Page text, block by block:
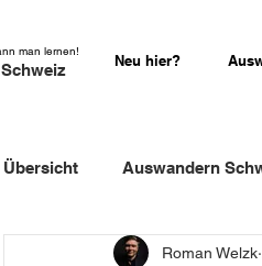
man lernen!
Neu hier?
Übersicht Auswandern
Einbürgerung Schweiz
Roman Welzk